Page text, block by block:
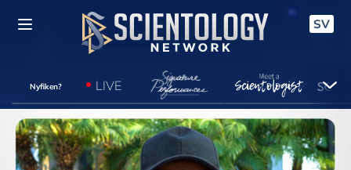
SV
Nyfiken? LIVE